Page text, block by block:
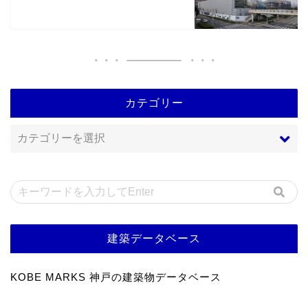
カテゴリー
建築データベース
KOBE MARKS 神戸の建築物データベース